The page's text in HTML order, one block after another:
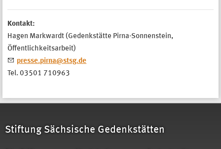
Kontakt:
Hagen Markwardt (Gedenkstätte Pirna-Sonnenstein,
Öffentlichkeitsarbeit)
presse.pirna@stsg.de
Tel. 03501 710963
Stiftung Sächsische Gedenkstätten